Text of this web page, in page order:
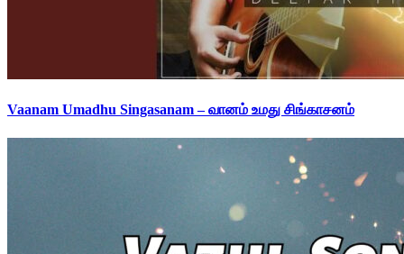
Vaanam Umadhu Singasanam – வானம் உமது சிங்காசனம்